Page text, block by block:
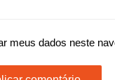
meus dados neste